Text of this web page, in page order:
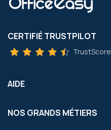
CERTIFIÉ TRUSTPILOT
TrustScore
AIDE
NOS GRANDS MÉTIERS